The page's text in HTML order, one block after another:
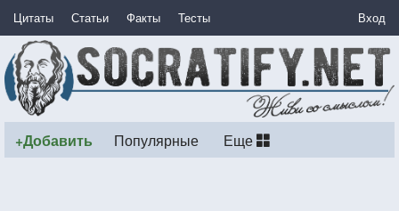
Цитаты Статьи Факты Тесты Вход
+Добавить Популярные Еще